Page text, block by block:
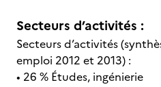
Secteurs d’activités :
Secteurs d’activités
emploi 2012 et 2013) :
• 26 % Études, ingénierie